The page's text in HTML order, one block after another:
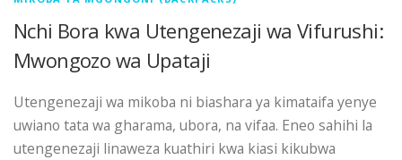
Nchi Bora kwa Utengenezaji wa Vifurushi:
Mwongozo wa Upataji
Utengenezaji wa mikoba ni biashara ya kimataifa yenye
uwiano tata wa gharama, ubora, na vifaa. Eneo sahihi la
utengenezaji linaweza kuathiri kwa kiasi kikubwa